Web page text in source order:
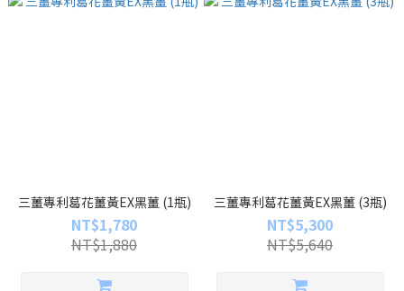
三薑專利葛花薑黃EX黑薑 (1瓶)
NT$1,780
NT$1,880
三薑專利葛花薑黃EX黑薑 (3瓶)
NT$5,300
NT$5,640